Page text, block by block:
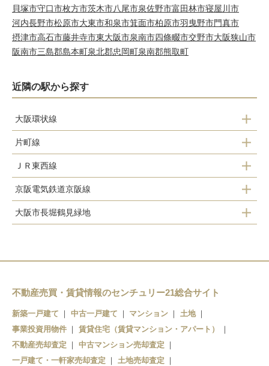
貝塚市守口市枚方市茨木市八尾市泉佐野市富田林市寝屋川市
河内長野市松原市大東市和泉市箕面市柏原市羽曳野市門真市
摂津市高石市藤井寺市東大阪市泉南市四條畷市交野市大阪狭山市
阪南市三島郡島本町泉北郡忠岡町泉南郡熊取町
近隣の駅から探す
大阪環状線
玉造
森ノ宮
大阪城公園
京橋
天満
大阪
片町線
徳庵
放出
鴫野
ＪＲ東西線
京橋
京阪電気鉄道京阪線
森小路
北浜
淀屋橋
大阪市長堀鶴見緑地
森ノ宮
大阪ビジネスパーク
京橋
蒲生四丁目
今福鶴見
不動産売買・賃貸情報のセンチュリー21総合サイト
新築一戸建て 中古一戸建て マンション
土地
事業投資用物件
賃貸住宅（賃貸マンション・アパート）
不動産売却査定
中古マンション売却査定
一戸建て・一軒家売却査定
土地売却査定